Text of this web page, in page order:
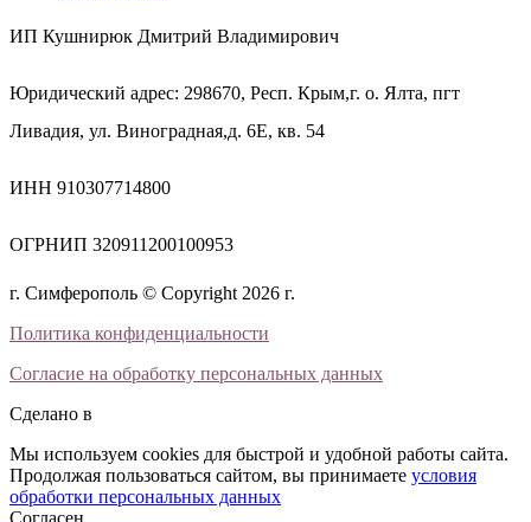
ИП Кушнирюк Дмитрий Владимирович
Юридический адрес: 298670, Респ. Крым,г. о. Ялта, пгт
Ливадия, ул. Виноградная,д. 6Е, кв. 54
ИНН 910307714800
ОГРНИП 320911200100953
г. Симферополь © Copyright 2026 г.
Политика конфиденциальности
Согласие на обработку персональных данных
Сделано в
Мы используем cookies для быстрой и удобной работы сайта.
Продолжая пользоваться сайтом, вы принимаете условия
обработки персональных данных